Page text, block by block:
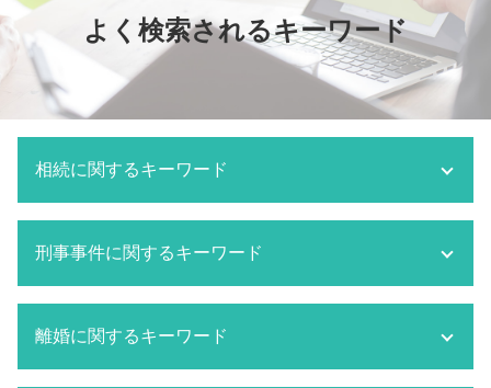
よく検索されるキーワード
相続に関するキーワード
遺言書 あとから出てきた
相続 分割協議書
相続 対象者
刑事事件に関するキーワード
刑事事件 判決確定日
刑事事件 判決
離婚に関するキーワード